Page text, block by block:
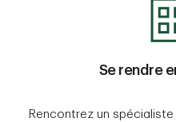
Se rendre
Rencontrez un